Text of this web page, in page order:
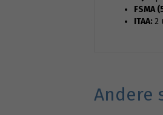
FSMA
ITAA:2
Andere